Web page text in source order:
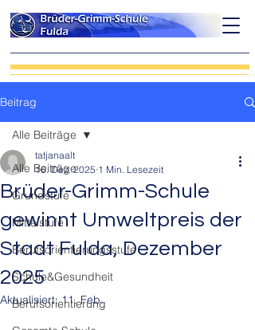
Beitrag
Alle Beiträge
Grundstufe
Mittelstufe
Berufsorientierungsstufe
Schule&Gesundheit
Berufsorientierung
Alle Beiträge
Brüder-Grimm-Schule
gewinnt Umweltpreis der
Stadt Fulda, Dezember
2025
tatjanaalt
16. Dez. 2025 1 Min. Lesezeit
Aktualisiert:11. Feb.